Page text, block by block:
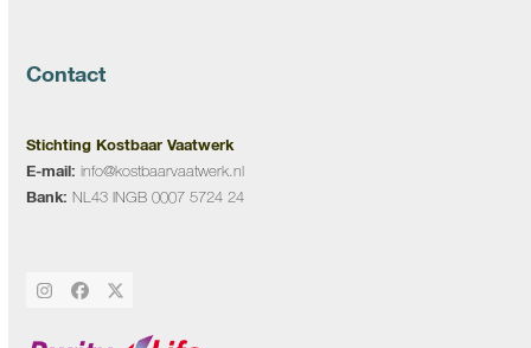
Contact
Stichting Kostbaar Vaatwerk
E-mail: info@kostbaarvaatwerk.nl
Bank: NL43 INGB 0007 5724 24
Instagram
Facebook
Twitter